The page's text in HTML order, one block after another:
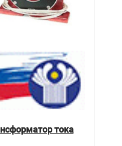
тока